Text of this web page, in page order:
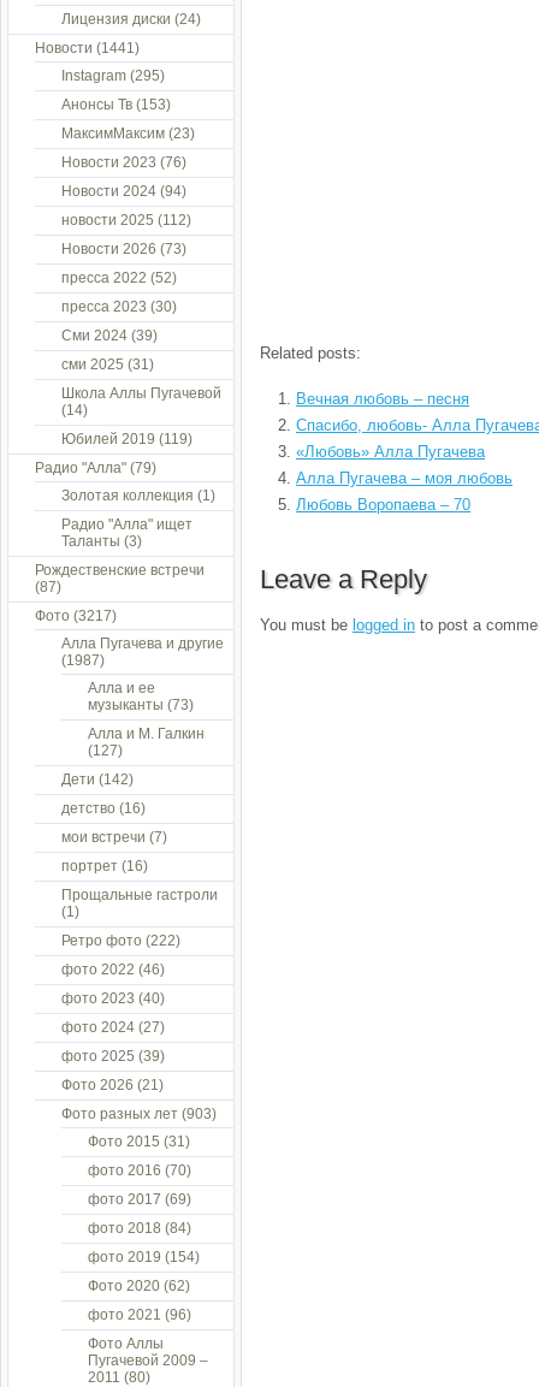
Related posts:
Вечная любовь – песня
Спасибо, любовь- Алла
«Любовь» Алла Пугачева
Алла Пугачева – моя любовь
Любовь Воропаева – 70
Leave a Reply
You must be logged in to post a
Лицензия диски (24)
Новости (1441)
Instagram (295)
Анонсы Тв (153)
МаксимМаксим (23)
Новости 2023 (76)
Новости 2024 (94)
новости 2025 (112)
Новости 2026 (73)
пресса 2022 (52)
пресса 2023 (30)
Сми 2024 (39)
сми 2025 (31)
Школа Аллы Пугачевой
(14)
Юбилей 2019 (119)
Радио "Алла" (79)
Золотая коллекция (1)
Радио "Алла" ищет
Таланты (3)
Рождественские встречи
(87)
Фото (3217)
Алла Пугачева и другие
(1987)
Алла и ее
музыканты (73)
Алла и М. Галкин
(127)
Дети (142)
детство (16)
мои встречи (7)
портрет (16)
Прощальные гастроли
(1)
Ретро фото (222)
фото 2022 (46)
фото 2023 (40)
фото 2024 (27)
фото 2025 (39)
Фото 2026 (21)
Фото разных лет (903)
Фото 2015 (31)
фото 2016 (70)
фото 2017 (69)
фото 2018 (84)
фото 2019 (154)
Фото 2020 (62)
фото 2021 (96)
Фото Аллы
Пугачевой 2009 –
2011 (80)